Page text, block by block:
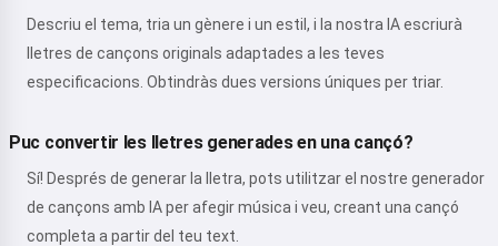
Descriu el tema, tria un gènere i un estil, i la nostra IA escriurà
lletres de cançons originals adaptades a les teves
especificacions. Obtindràs dues versions úniques per triar.
Puc convertir les lletres generades en una cançó?
Sí! Després de generar la lletra, pots utilitzar el nostre generador
de cançons amb IA per afegir música i veu, creant una cançó
completa a partir del teu text.